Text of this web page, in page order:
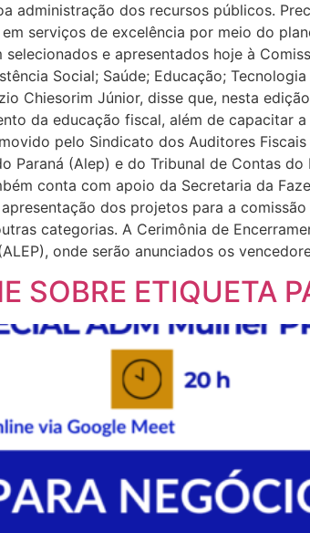
administração dos recursos públicos.
serviços de excelência por meio do
e apresentados hoje à
Social; Saúde; Educação;
Chiesorim Júnior, disse que, nesta
da educação fiscal, além de capacitar
pelo Sindicato dos Auditores
(Alep) e do Tribunal de Contas do
conta com apoio da Secretaria da
dos projetos para a
categorias. A Cerimônia de
onde serão anunciados os
SOBRE ETIQUETA